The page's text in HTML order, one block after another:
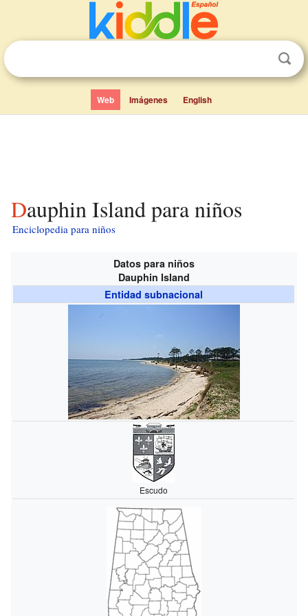
Web Imágenes English
Dauphin Island para niños
Enciclopedia para niños
Datos para niños
Dauphin Island
Entidad subnacional
Escudo